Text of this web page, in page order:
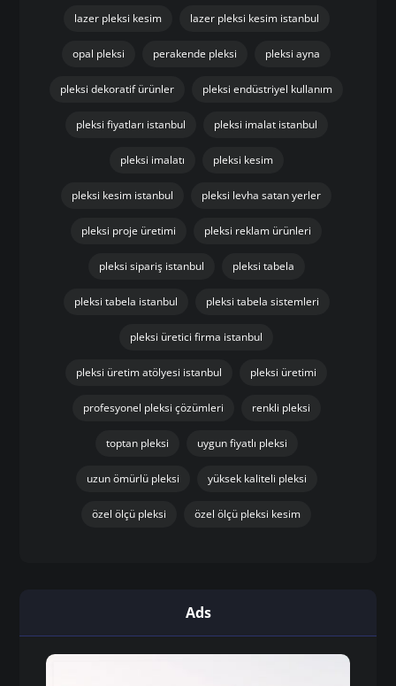
lazer pleksi kesim lazer pleksi kesim istanbul
opal pleksi perakende pleksi pleksi ayna
pleksi dekoratif ürünler pleksi endüstriyel kullanım
pleksi fiyatları istanbul pleksi imalat istanbul
pleksi imalatı pleksi kesim
pleksi kesim istanbul pleksi levha satan yerler
pleksi proje üretimi pleksi reklam ürünleri
pleksi sipariş istanbul pleksi tabela
pleksi tabela istanbul pleksi tabela sistemleri
pleksi üretici firma istanbul
pleksi üretim atölyesi istanbul pleksi üretimi
profesyonel pleksi çözümleri renkli pleksi
toptan pleksi uygun fiyatlı pleksi
uzun ömürlü pleksi yüksek kaliteli pleksi
özel ölçü pleksi özel ölçü pleksi kesim
Ads